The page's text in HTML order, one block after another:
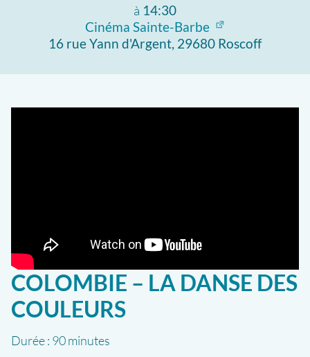
à 14:30
Cinéma Sainte-Barbe
16 rue Yann d'Argent, 29680 Roscoff
COLOMBIE – LA DANSE DES
COULEURS
Durée : 90 minutes